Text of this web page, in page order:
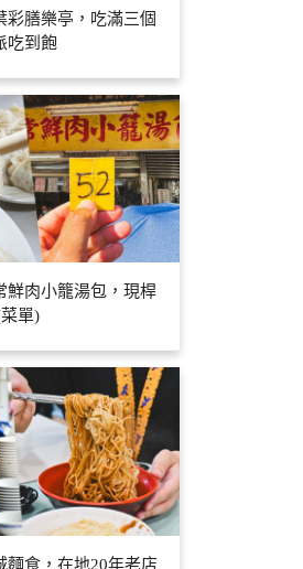
彩膳樂亭，吃滿三個
吃到飽
鮮肉小籠湯包，現桿
單)
麵食，在地20年老店